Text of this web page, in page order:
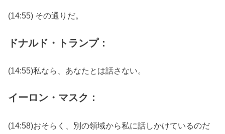
(14:55) その通りだ。
ドナルド・トランプ：
(14:55)私なら、あなたとは話さない。
イーロン・マスク：
(14:58)おそらく、別の領域から私に話しかけているのだ